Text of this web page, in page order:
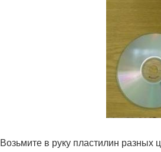
Возьмите в руку пластилин разных